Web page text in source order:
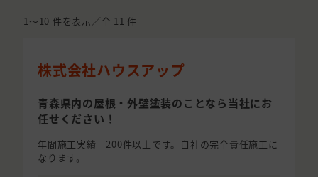
1〜10 件を表示／全 11 件
株式会社ハウスアップ
青森県内の屋根・外壁塗装のことなら当社にお
任せください！
年間施工実績 200件以上です。自社の完全責任施工に
なります。